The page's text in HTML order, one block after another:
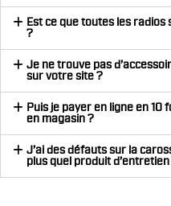
Est ce que toutes les
?
Je ne trouve pas
sur votre site ?
Puis je payer en ligne en 10
en magasin ?
J’ai des défauts sur la
plus quel produit